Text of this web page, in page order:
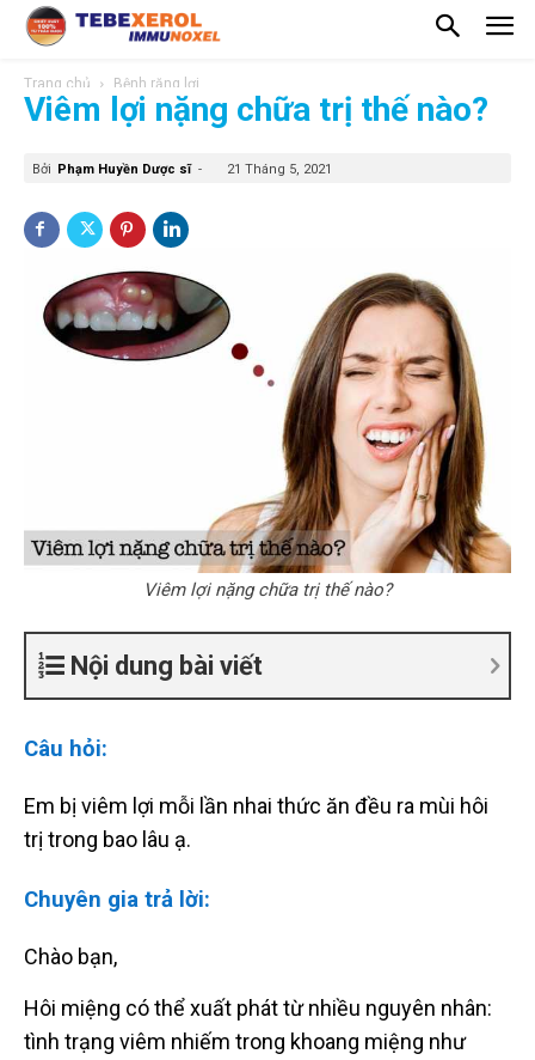
Trang chủ Bệnh răng lợi
Viêm lợi nặng chữa trị thế nào?
Bởi Phạm Huyền Dược sĩ - 21 Tháng 5, 2021
Viêm lợi nặng chữa trị thế nào?
Nội dung bài viết
Câu hỏi:
Em bị viêm lợi mỗi lần nhai thức ăn đều ra mùi hôi
trị trong bao lâu ạ.
Chuyên gia trả lời:
Chào bạn,
Hôi miệng có thể xuất phát từ nhiều nguyên nhân:
tình trạng viêm nhiếm trong khoang miệng như